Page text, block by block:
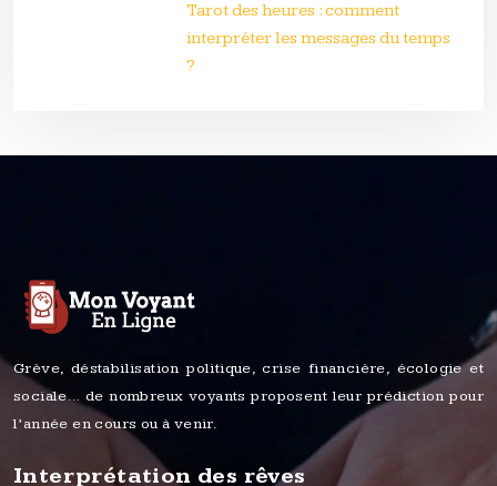
Tarot des heures : comment
interpréter les messages du temps
?
Grève, déstabilisation politique, crise financière, écologie et
sociale… de nombreux voyants proposent leur prédiction pour
l’année en cours ou à venir.
Interprétation des rêves